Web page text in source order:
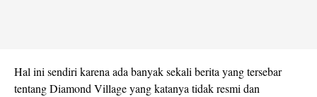
Hal ini sendiri karena ada banyak sekali berita yang tersebar
tentang Diamond Village yang katanya tidak resmi dan